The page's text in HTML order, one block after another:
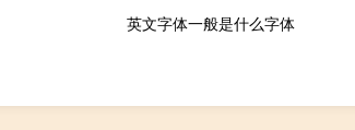
英文字体一般是什么字体